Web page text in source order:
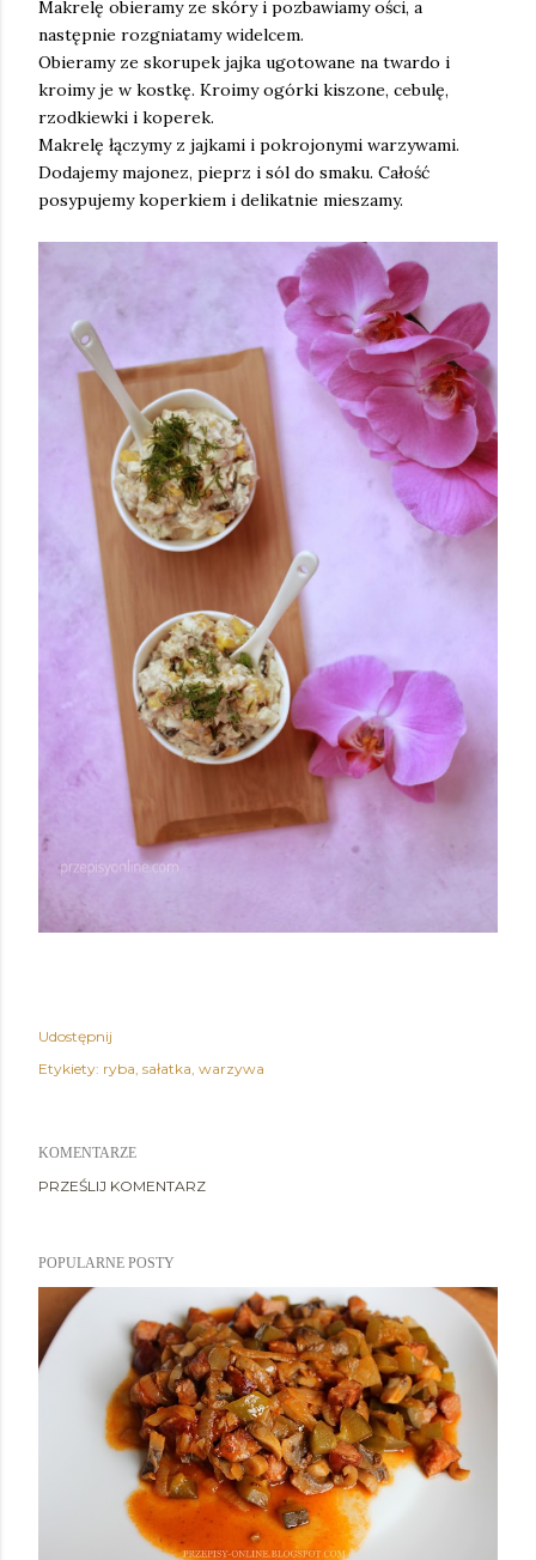
Makrelę obieramy ze skóry i pozbawiamy ości, a
następnie rozgniatamy widelcem.
Obieramy ze skorupek jajka ugotowane na twardo i
kroimy je w kostkę. Kroimy ogórki kiszone, cebulę,
rzodkiewki i koperek.
Makrelę łączymy z jajkami i pokrojonymi warzywami.
Dodajemy majonez, pieprz i sól do smaku. Całość
posypujemy koperkiem i delikatnie mieszamy.
Udostępnij
Etykiety: ryba sałatka warzywa
KOMENTARZE
PRZEŚLIJ KOMENTARZ
POPULARNE POSTY